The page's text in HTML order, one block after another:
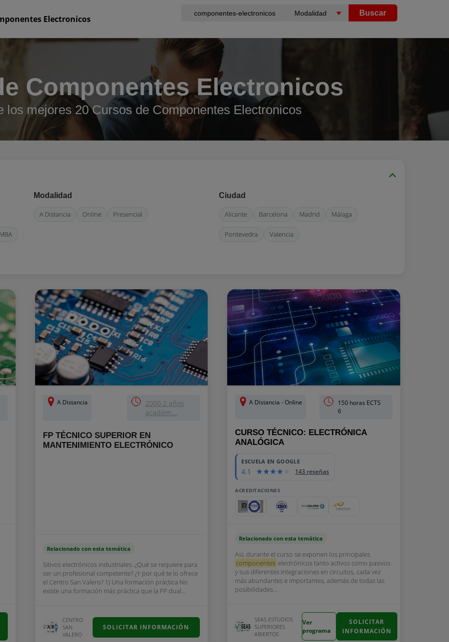
Buscar
Electronicos
Componentes Electronicos
los mejores 20 Cursos de Componentes Electronicos
MBA
Modalidad
A Distancia Online Presencial
Ciudad
Alicante Barcelona Madrid Málaga
Pontevedra Valencia
A Distancia
2000 2 años
académ...
FP TÉCNICO SUPERIOR EN
MANTENIMIENTO ELECTRÓNICO
Relacionado con esta temática
Sitivos electrónicos industriales. ¿Qué se requiere para
ser un profesional competente? ¿Y por qué te lo ofrece
el Centro San Valero? 1) Una formación práctica No
existe una formación más práctica que la FP dual...
CENTRO
SAN
VALERO
SOLICITAR INFORMACIÓN
A Distancia - Online
150 horas ECTS
6
CURSO TÉCNICO: ELECTRÓNICA
ANALÓGICA
ESCUELA EN GOOGLE
4.1 143 reseñas
ACREDITACIONES
Relacionado con esta temática
Así, durante el curso se exponen los principales
componentes electrónicos tanto activos como pasivos
y sus diferentes integraciones en circuitos, cada vez
más abundantes e importantes, además de todas las
posibilidades...
SEAS ESTUDIOS
SUPERIORES
ABIERTOS
Ver
programa
SOLICITAR
INFORMACIÓN